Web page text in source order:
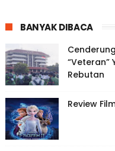
BANYAK DIBACA
“Veteran”
Rebutan
Review